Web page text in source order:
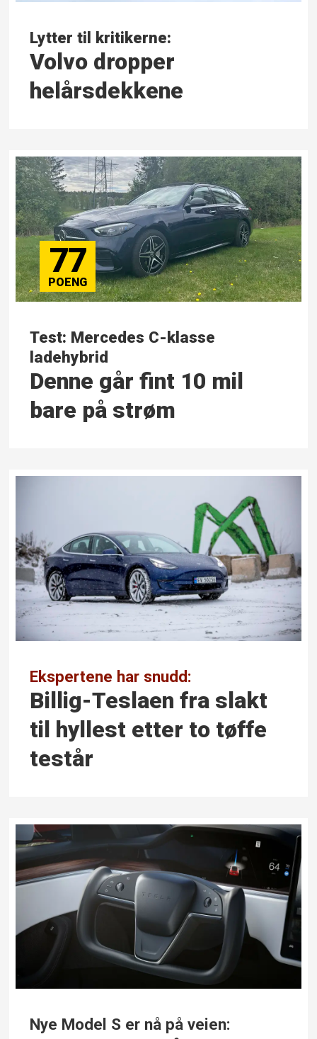
Lytter til kritikerne:
Volvo dropper
helårsdekkene
77
Test: Mercedes C-klasse
ladehybrid
Denne går fint 10 mil
bare på strøm
Ekspertene har snudd:
Billig-Teslaen fra slakt
til hyllest etter to tøffe
testår
Nye Model S er nå på veien: